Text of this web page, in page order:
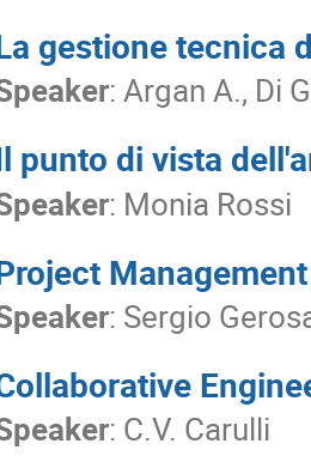
gestione tecnica
:Argan A., Di
punto di vista
: Monia Rossi
Management
: Sergio
: C.V. Carulli